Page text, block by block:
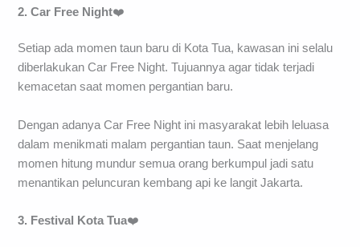
2. Car Free Night❤️
Setiap ada momen taun baru di Kota Tua, kawasan ini selalu
diberlakukan Car Free Night. Tujuannya agar tidak terjadi
kemacetan saat momen pergantian baru.
Dengan adanya Car Free Night ini masyarakat lebih leluasa
dalam menikmati malam pergantian taun. Saat menjelang
momen hitung mundur semua orang berkumpul jadi satu
menantikan peluncuran kembang api ke langit Jakarta.
3. Festival Kota Tua❤️